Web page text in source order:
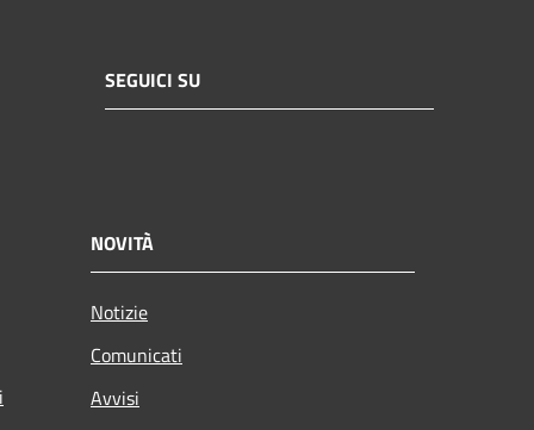
SEGUICI SU
NOVITÀ
Notizie
Comunicati
Avvisi